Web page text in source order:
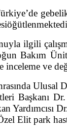
gebelik
ilgili
Bakım
ve
Başkanı
Elit park